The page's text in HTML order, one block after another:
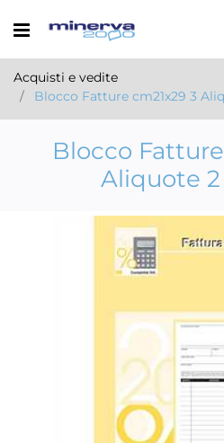
Open menu
Acquisti e vedite
Blocco Fatture cm21x29 3
Blocco
Aliquote 2